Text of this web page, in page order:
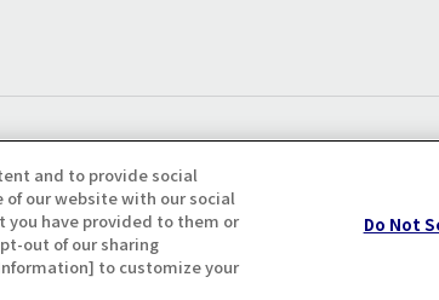
プライバシー・クッキーポリシ
and to provide social
of our website with our social
have provided to them or
out of our sharing
to customize your
Do Not